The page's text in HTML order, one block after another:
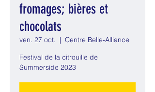
fromages; bières et
chocolats
ven. 27 oct.
  |
Centre Belle-Alliance
Festival de la citrouille de
Summerside 2023